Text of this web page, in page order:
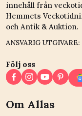
innehåll från
Hemmets
och Antik & Auktion.
ANSVARIG
Följ oss
Om Allas